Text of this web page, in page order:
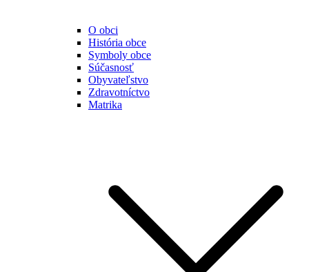
O obci
História obce
Symboly obce
Súčasnosť
Obyvateľstvo
Zdravotníctvo
Matrika